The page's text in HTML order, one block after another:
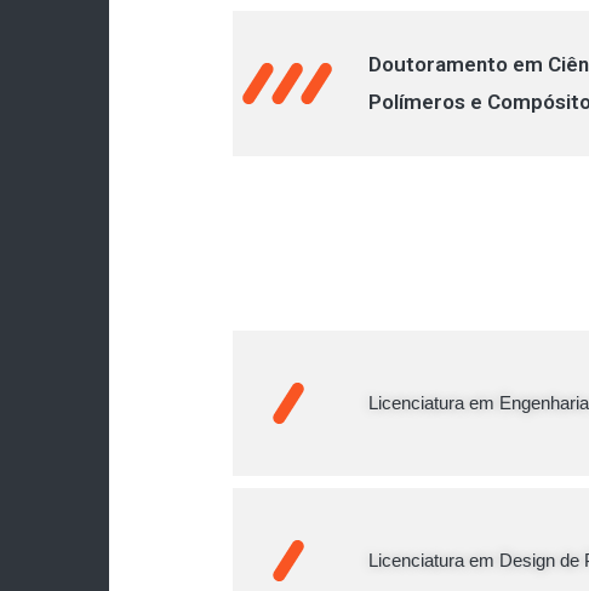
Doutoramento em
Polímeros e
Licenciatura em
Licenciatura em Design de